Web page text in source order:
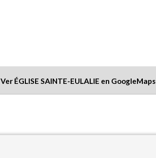
Ver ÉGLISE SAINTE-EULALIE en GoogleMaps